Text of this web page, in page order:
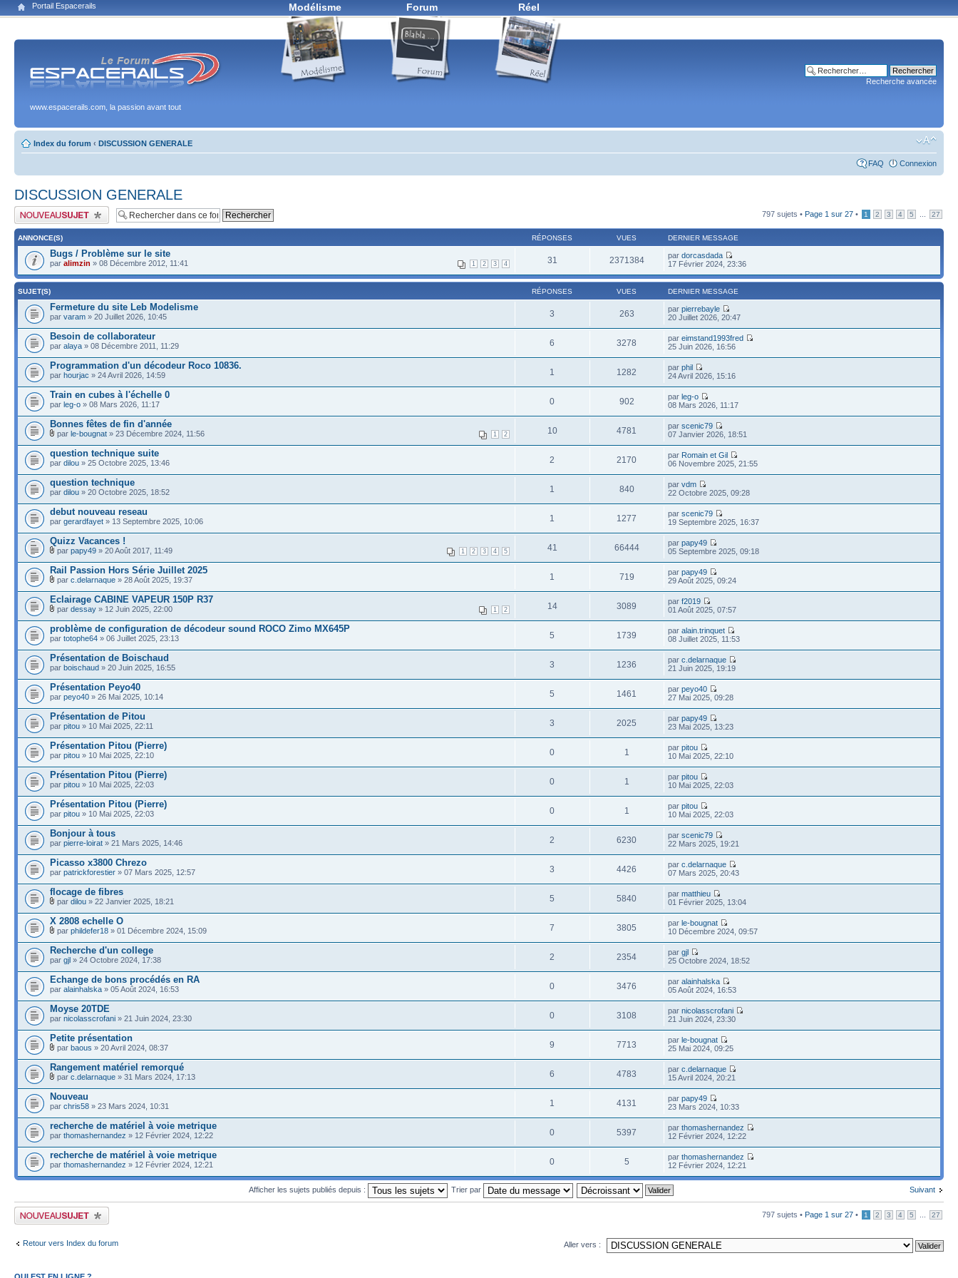
Portail Espacerails Modélisme Forum Réel
www.espacerails.com, la passion avant tout
Recherche avancée
Index du forum ‹ DISCUSSION GENERALE
FAQ Connexion
DISCUSSION GENERALE
Publier un nouveau sujet 797 sujets • Page 1 sur 27 • 1 2 3 4 5 27
ANNONCE(S) RÉPONSES VUES DERNIER MESSAGE
Bugs / Problème sur le site
1 2 3 4
par alimzin » 08 Décembre 2012, 11:41 31 2371384 pardorcasdada
17 Février 2024, 23:36
SUJET(S) RÉPONSES VUES DERNIER MESSAGE
Fermeture du site Leb Modelisme
par varam » 20 Juillet 2026, 10:45 3 263 parpierrebayle
20 Juillet 2026, 20:47
Besoin de collaborateur
par alaya » 08 Décembre 2011, 11:29 6 3278 pareimstand1993fred
25 Juin 2026, 16:56
Programmation d'un décodeur Roco 10836.
par hourjac » 24 Avril 2026, 14:59 1 1282 parphil
24 Avril 2026, 15:16
Train en cubes à l'échelle 0
par leg-o » 08 Mars 2026, 11:17 0 902 parleg-o
08 Mars 2026, 11:17
Bonnes fêtes de fin d'année
1 2
par le-bougnat » 23 Décembre 2024, 11:56 10 4781 parscenic79
07 Janvier 2026, 18:51
question technique suite
par dilou » 25 Octobre 2025, 13:46 2 2170 par Romain et Gil
06 Novembre 2025, 21:55
question technique
par dilou » 20 Octobre 2025, 18:52 1 840 parvdm
22 Octobre 2025, 09:28
debut nouveau reseau
par gerardfayet » 13 Septembre 2025, 10:06 1 1277 parscenic79
19 Septembre 2025, 16:37
Quizz Vacances !
1 2 3 4 5
par papy49 » 20 Août 2017, 11:49 41 66444 parpapy49
05 Septembre 2025, 09:18
Rail Passion Hors Série Juillet 2025
par c.delarnaque » 28 Août 2025, 19:37 1 719 parpapy49
29 Août 2025, 09:24
Eclairage CABINE VAPEUR 150P R37
1 2
par dessay » 12 Juin 2025, 22:00 14 3089 parf2019
01 Août 2025, 07:57
problème de configuration de décodeur sound ROCO Zimo MX645P
par totophe64 » 06 Juillet 2025, 23:13 5 1739 paralain.trinquet
08 Juillet 2025, 11:53
Présentation de Boischaud
par boischaud » 20 Juin 2025, 16:55 3 1236 parc.delarnaque
21 Juin 2025, 19:19
Présentation Peyo40
par peyo40 » 26 Mai 2025, 10:14 5 1461 parpeyo40
27 Mai 2025, 09:28
Présentation de Pitou
par pitou » 10 Mai 2025, 22:11 3 2025 parpapy49
23 Mai 2025, 13:23
Présentation Pitou (Pierre)
par pitou » 10 Mai 2025, 22:10 0 1 parpitou
10 Mai 2025, 22:10
Présentation Pitou (Pierre)
par pitou » 10 Mai 2025, 22:03 0 1 parpitou
10 Mai 2025, 22:03
Présentation Pitou (Pierre)
par pitou » 10 Mai 2025, 22:03 0 1 parpitou
10 Mai 2025, 22:03
Bonjour à tous
par pierre-loirat » 21 Mars 2025, 14:46 2 6230 parscenic79
22 Mars 2025, 19:21
Picasso x3800 Chrezo
par patrickforestier » 07 Mars 2025, 12:57 3 4426 parc.delarnaque
07 Mars 2025, 20:43
flocage de fibres
par dilou » 22 Janvier 2025, 18:21 5 5840 parmatthieu
01 Février 2025, 13:04
X 2808 echelle O
par phildefer18 » 01 Décembre 2024, 15:09 7 3805 parle-bougnat
10 Décembre 2024, 09:57
Recherche d'un college
par gjl » 24 Octobre 2024, 17:38 2 2354 pargjl
25 Octobre 2024, 18:52
Echange de bons procédés en RA
par alainhalska » 05 Août 2024, 16:53 0 3476 paralainhalska
05 Août 2024, 16:53
Moyse 20TDE
par nicolasscrofani » 21 Juin 2024, 23:30 0 3108 parnicolasscrofani
21 Juin 2024, 23:30
Petite présentation
par baous » 20 Avril 2024, 08:37 9 7713 parle-bougnat
25 Mai 2024, 09:25
Rangement matériel remorqué
par c.delarnaque » 31 Mars 2024, 17:13 6 4783 parc.delarnaque
15 Avril 2024, 20:21
Nouveau
par chris58 » 23 Mars 2024, 10:31 1 4131 parpapy49
23 Mars 2024, 10:33
recherche de matériel à voie metrique
par thomashernandez » 12 Février 2024, 12:22 0 5397 parthomashernandez
12 Février 2024, 12:22
recherche de matériel à voie metrique
par thomashernandez » 12 Février 2024, 12:21 0 5 parthomashernandez
12 Février 2024, 12:21
Suivant
Afficher les sujets publiés depuis : Trier par
Publier un nouveau sujet 797 sujets • Page 1 sur 27 • 1 2 3 4 5 27
Retour vers Index du forum Aller vers :
QUI EST EN LIGNE ?